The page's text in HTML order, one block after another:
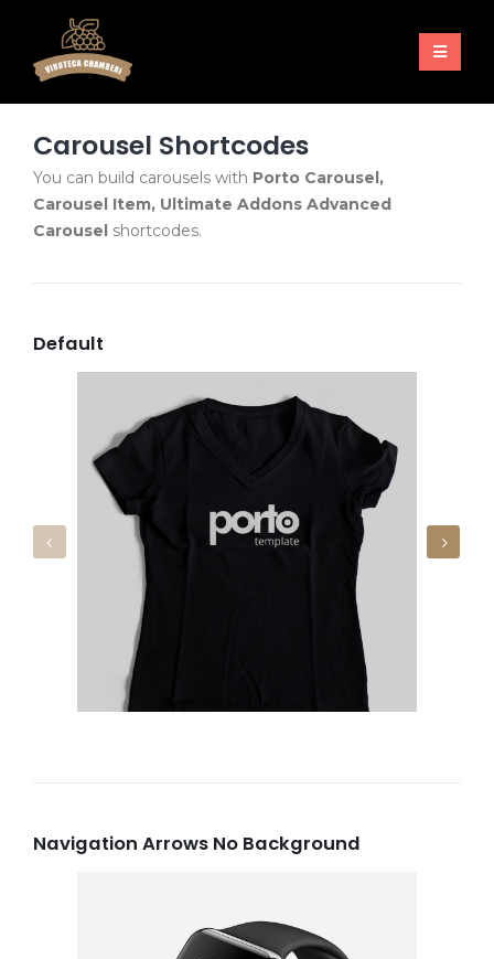
Carousel Shortcodes
You can build carousels with Porto Carousel,
Carousel Item, Ultimate Addons Advanced
Carousel shortcodes.
Default
Navigation Arrows No Background